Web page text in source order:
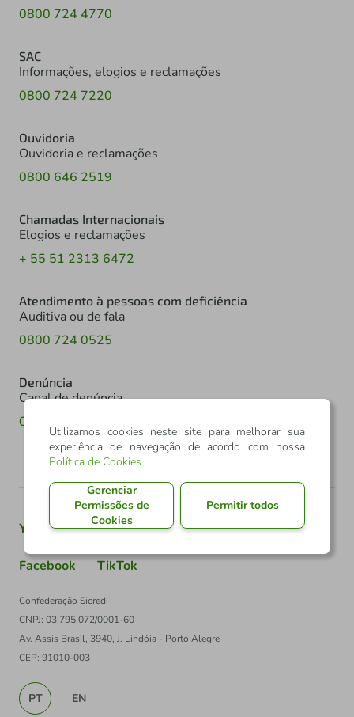
0800 724 4770
SAC
Informações, elogios e reclamações
0800 724 7220
Ouvidoria
Ouvidoria e reclamações
0800 646 2519
Chamadas Internacionais
Elogios e reclamações
+ 55 51 2313 6472
Atendimento à pessoas com deficiência
Auditiva ou de fala
0800 724 0525
Denúncia
Canal de denúncia
0800 602 6918
Youtube Twitter Linkedin Instagram
Facebook TikTok
Confederação Sicredi
CNPJ: 03.795.072/0001-60
Av. Assis Brasil, 3940, J. Lindóia - Porto Alegre
CEP: 91010-003
PT EN
Utilizamos cookies neste site para melhorar sua
experiência de navegação de acordo com nossa
Política de Cookies.
Gerenciar
Permissões de
Cookies
Permitir todos